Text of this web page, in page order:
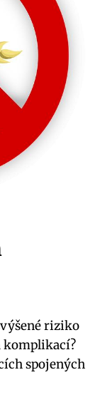
riziko
komplikací?
spojených